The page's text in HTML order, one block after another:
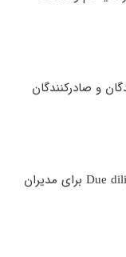
و صادرکنندگان
ارزیابی موشکافانه یا Due diligence برای مدیران